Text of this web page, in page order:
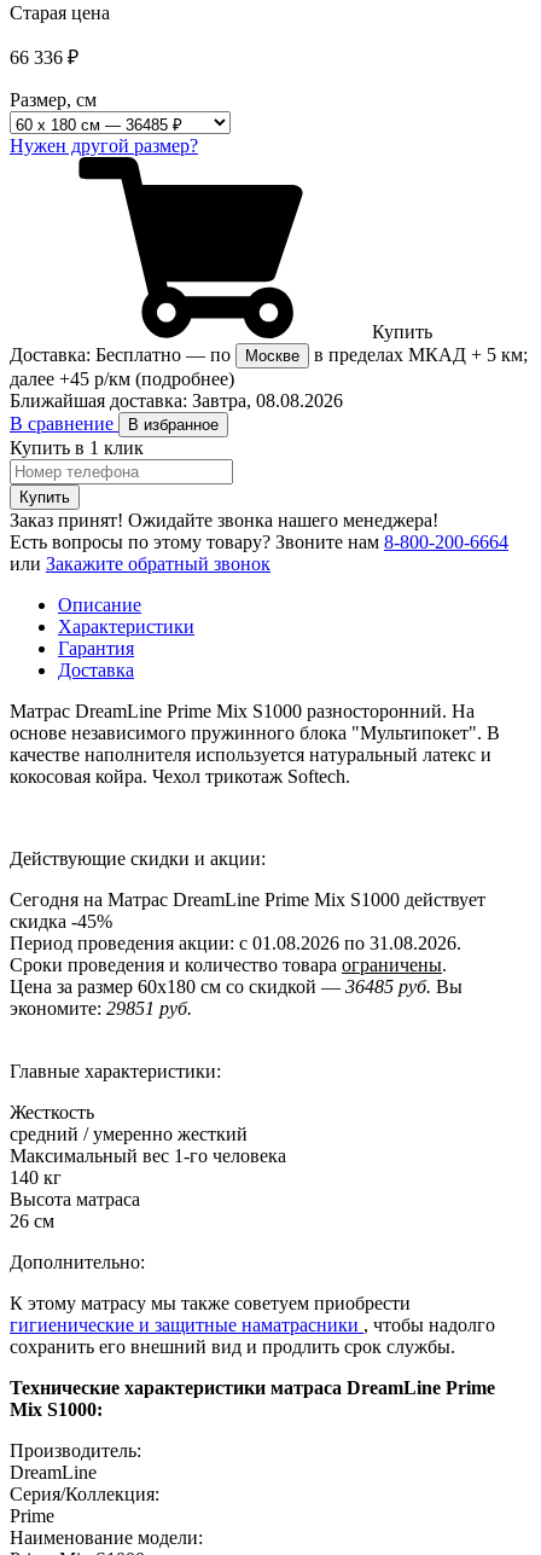
Старая цена
66 336 ₽
Размер, см
Нужен другой размер?
Купить
Доставка: Бесплатно — по Москве
в пределах МКАД + 5 км;
далее +45 р/км (подробнее)
Ближайшая доставка: Завтра, 08.08.2026
В сравнение
В избранное
Купить в 1 клик
Купить
Заказ принят! Ожидайте звонка нашего менеджера!
Есть вопросы по этому товару? Звоните нам 8-800-200-6664
или Закажите обратный звонок
Описание
Характеристики
Гарантия
Доставка
Матрас DreamLine Prime Mix S1000 разносторонний. На
основе независимого пружинного блока "Мультипокет". В
качестве наполнителя используется натуральный латекс и
кокосовая койра. Чехол трикотаж Softech.
Действующие скидки и акции:
Сегодня на Матрас DreamLine Prime Mix S1000 действует
скидка -45%
Период проведения акции: с 01.08.2026 по 31.08.2026.
Сроки проведения и количество товара ограничены.
Цена за размер 60x180 см со скидкой — 36485 руб. Вы
экономите: 29851 руб.
Главные характеристики:
Жесткость
средний / умеренно жесткий
Максимальный вес 1-го человека
140 кг
Высота матраса
26 см
Дополнительно:
К этому матрасу мы также советуем приобрести
гигиенические и защитные наматрасники , чтобы надолго
сохранить его внешний вид и продлить срок службы.
Технические характеристики матраса DreamLine Prime
Mix S1000:
Производитель:
DreamLine
Серия/Коллекция:
Prime
Наименование модели: